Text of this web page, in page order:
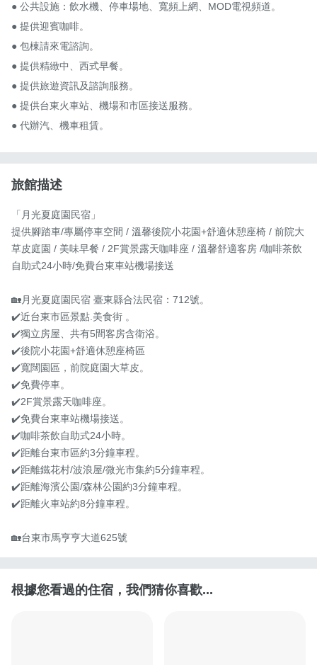
● 公共設施：飲水機、停車場地、寬頻上網、MOD電視頻道。
● 提供迎賓咖啡。
● 包棟請來電諮詢。
● 提供精緻中、西式早餐。
● 提供旅遊資訊及諮詢服務。
● 提供台東火車站、機場和市區接送服務。
● 代辦汽、機車租賃。
旅館描述
「月光夏庭園民宿」
提供腳踏車/專屬停車空間 / 溫馨後院小花園+舒適休憩座椅 / 前院大
草皮庭園 / 美味早餐 / 2F賞景露天咖啡座 / 溫馨舒適客房 /咖啡茶飲
自助式24小時/免費台東車站機場接送
🏡月光夏庭園民宿 臺東縣合法民宿：712號。
✔️近台東市區景點.美食街 。
✔️獨立房屋、共有5間客房含衛浴。
✔️後院小花園+舒適休憩座椅區
✔️寬闊園區，前院庭園大草皮。
✔️免費停車。
✔️2F賞景露天咖啡座。
✔️免費台東車站機場接送。
✔️咖啡茶飲自助式24小時。
✔️距離台東市區約3分鐘車程。
✔️距離鐵花村/波浪屋/微光市集約5分鐘車程。
✔️距離海濱公園/森林公園約3分鐘車程。
✔️距離火車站約8分鐘車程。
🏡台東市馬亨亨大道625號
根據您看過的住宿，我們猜你喜歡...